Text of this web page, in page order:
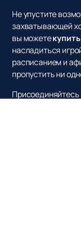
Не упустите
захватывающей
вы можете
насладиться
расписанием и
пропустить ни